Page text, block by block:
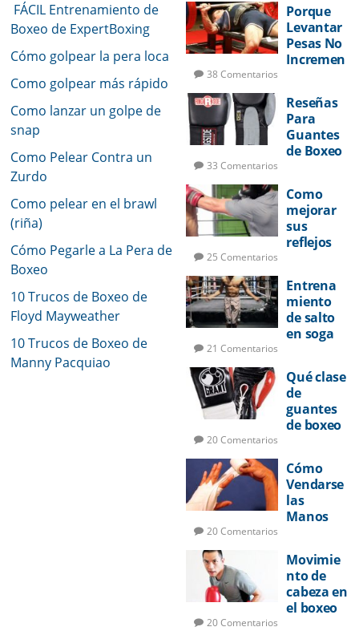
FÁCIL Entrenamiento de
Boxeo de ExpertBoxing
Cómo golpear la pera loca
Como golpear más rápido
Como lanzar un golpe de
snap
Como Pelear Contra un
Zurdo
Como pelear en el brawl
(riña)
Cómo Pegarle a La Pera de
Boxeo
10 Trucos de Boxeo de
Floyd Mayweather
10 Trucos de Boxeo de
Manny Pacquiao
Porque
Levantar
Pesas No
Incremen
de Golpeo
38 Comentarios
Reseñas
Para
Guantes
de Boxeo
33 Comentarios
Como
mejorar
sus
reflejos
25 Comentarios
Entrena
miento
de salto
en soga
21 Comentarios
Qué clase
de
guantes
de boxeo
20 Comentarios
Cómo
Vendarse
las
Manos
20 Comentarios
Movimie
nto de
cabeza en
el boxeo
20 Comentarios